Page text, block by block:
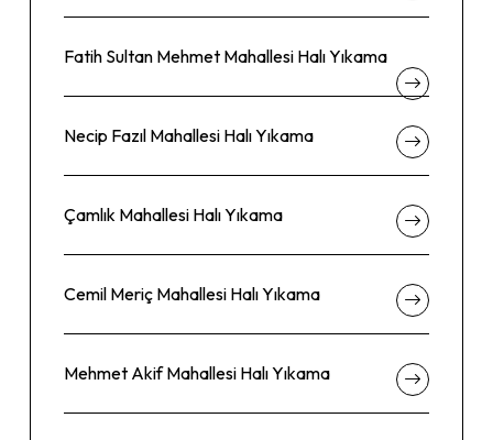
Fatih Sultan Mehmet Mahallesi Halı Yıkama
Necip Fazıl Mahallesi Halı Yıkama
Çamlık Mahallesi Halı Yıkama
Cemil Meriç Mahallesi Halı Yıkama
Mehmet Akif Mahallesi Halı Yıkama